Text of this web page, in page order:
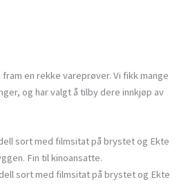
en rekke vareprøver. Vi fikk mange
og har valgt å tilby dere innkjøp av
sort med filmsitat på brystet og Ekte
Fin til kinoansatte.
sort med filmsitat på brystet og Ekte